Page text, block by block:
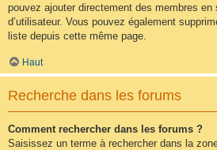
pouvez ajouter directement des membres en
d’utilisateur. Vous pouvez également
liste depuis cette même page.
Haut
Recherche dans les forums
Comment rechercher dans les forums ?
Saisissez un terme à rechercher dans la